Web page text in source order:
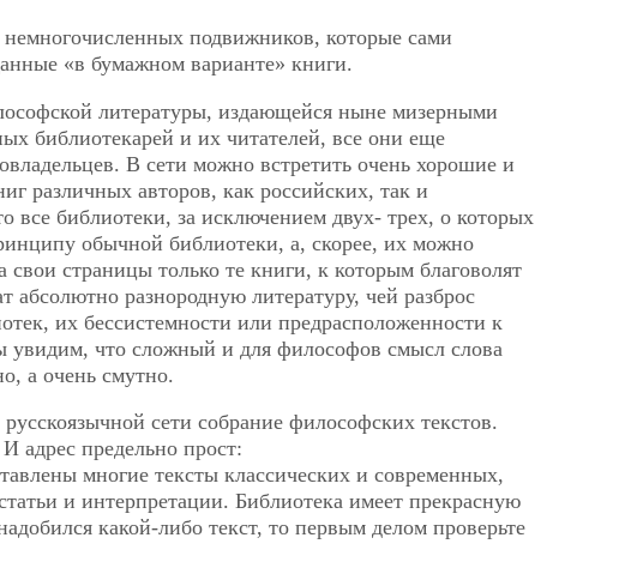
подвижников, которые сами
«в бумажном варианте» книги.
литературы, издающейся ныне мизерными
библиотекарей и их читателей, все они еще
В сети можно встретить очень хорошие и
различных авторов, как российских, так и
все библиотеки, за исключением двух- трех, о которых
обычной библиотеки, а, скорее, их можно
страницы только те книги, к которым благоволят
абсолютно разнородную литературу, чей разброс
их бессистемности или предрасположенности к
что сложный и для философов смысл слова
а очень смутно.
сети собрание философских текстов.
адрес предельно прост:
многие тексты классических и современных,
и интерпретации. Библиотека имеет прекрасную
какой-либо текст, то первым делом проверьте